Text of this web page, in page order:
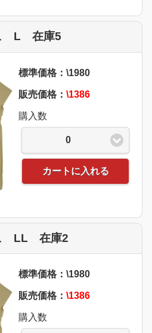
L 在庫5
標準価格：\1980
販売価格： \1386
購入数
0
カートに入れる
LL 在庫2
標準価格：\1980
販売価格： \1386
購入数